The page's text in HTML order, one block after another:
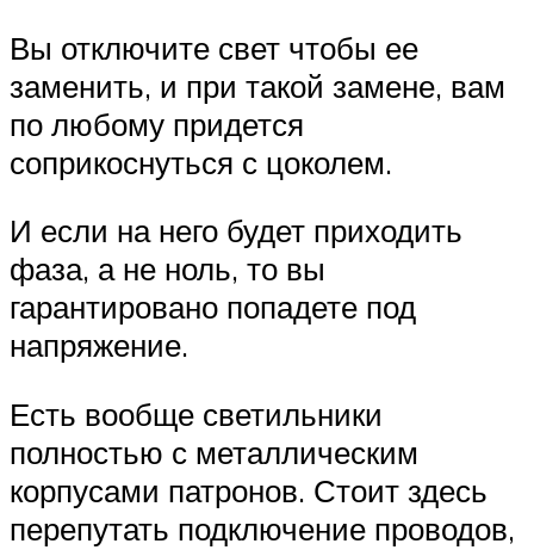
Вы отключите свет чтобы ее
заменить, и при такой замене, вам
по любому придется
соприкоснуться с цоколем.
И если на него будет приходить
фаза, а не ноль, то вы
гарантировано попадете под
напряжение.
Есть вообще светильники
полностью с металлическим
корпусами патронов. Стоит здесь
перепутать подключение проводов,